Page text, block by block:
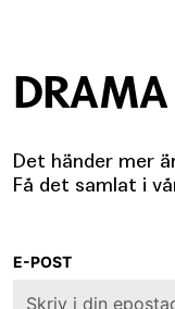
Det händer mer
Få det samlat i
E-POST